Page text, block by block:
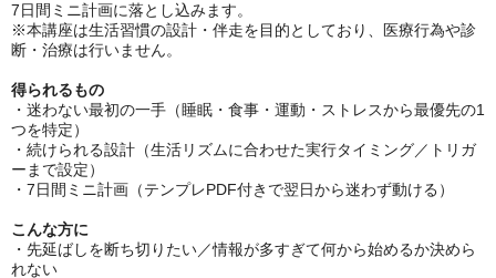
7日間ミニ計画に落とし込みます。
※本講座は生活習慣の設計・伴走を目的としており、医療行為や診
断・治療は行いません。
得られるもの
・迷わない最初の一手（睡眠・食事・運動・ストレスから最優先の1
つを特定）
・続けられる設計（生活リズムに合わせた実行タイミング／トリガ
ーまで設定）
・7日間ミニ計画（テンプレPDF付きで翌日から迷わず動ける）
こんな方に
・先延ばしを断ち切りたい／情報が多すぎて何から始めるか決めら
れない